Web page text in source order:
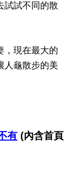
試試不同的散
，現在最大的
人龜散步的美
有 (內含首頁